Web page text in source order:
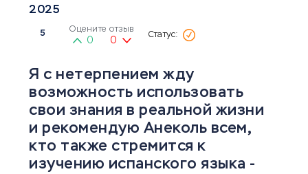
2025
5 Оцените отзыв
0 0
Я с нетерпением жду
возможность использовать
свои знания в реальной жизни
и рекомендую Анеколь всем,
кто также стремится к
изучению испанского языка -